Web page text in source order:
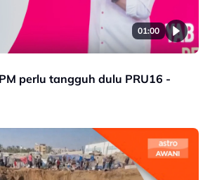
01:00
perlu tangguh dulu PRU16 -